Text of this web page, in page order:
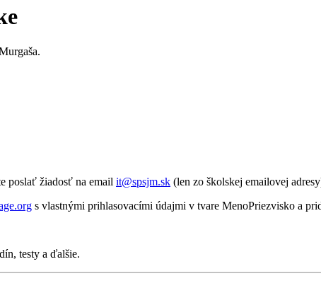
poslať žiadosť na email it@spsjm.sk (len zo školskej emailovej
s vlastnými prihlasovacími údajmi v tvare MenoPriezvisko a
testy a ďalšie.